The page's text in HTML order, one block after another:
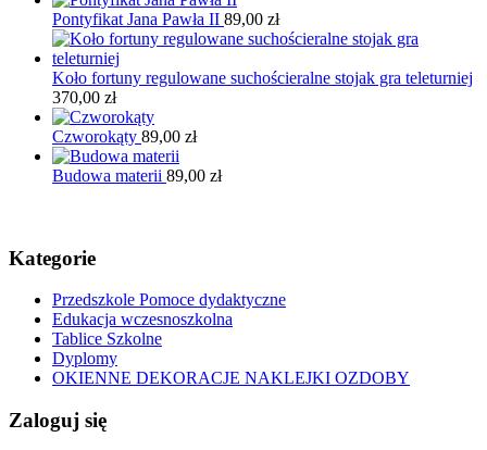
Pontyfikat Jana Pawła II 89,00 zł
Koło fortuny regulowane suchościeralne stojak gra teleturniej
370,00 zł
Czworokąty 89,00 zł
Budowa materii 89,00 zł
Kategorie
Przedszkole Pomoce dydaktyczne
Edukacja wczesnoszkolna
Tablice Szkolne
Dyplomy
OKIENNE DEKORACJE NAKLEJKI OZDOBY
Zaloguj się